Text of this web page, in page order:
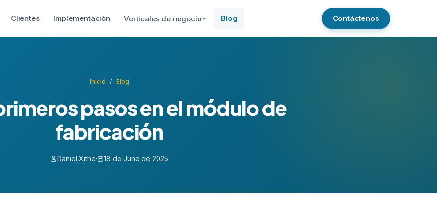
Clientes Implementación Verticales de negocio Blog Contáctenos
Inicio / Blog
pasos en el módulo de
fabricación
Daniel Xithe· 18 de June de 2025